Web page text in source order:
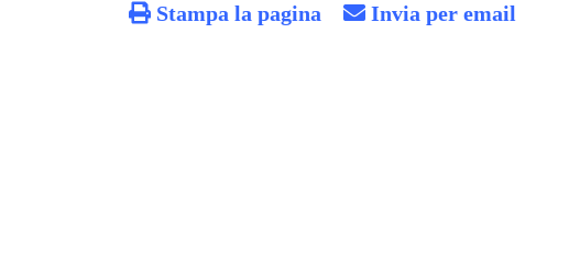
Stampa la pagina Invia per email